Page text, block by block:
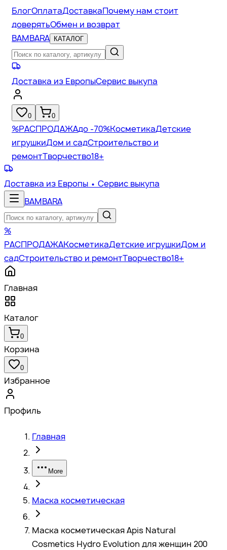
БлогОплатаДоставкаПочему нам стоит
доверятьОбмен и возврат
BAMBARA
КАТАЛОГ
Доставка из ЕвропыСервис выкупа
0 0
%РАСПРОДАЖАдо -70%КосметикаДетские
игрушкиДом и садСтроительство и
ремонтТворчество18+
Доставка из Европы • Сервис выкупа
BAMBARA
%
РАСПРОДАЖАКосметикаДетские игрушкиДом и
садСтроительство и ремонтТворчество18+
Главная
Каталог
0
Корзина
0
Избранное
Профиль
Главная
More
Маска косметическая
Маска косметическая Apis Natural
Cosmetics Hydro Evolution для женщин 200